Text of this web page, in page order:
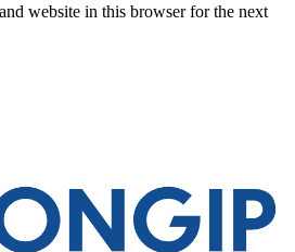
website in this browser for the next